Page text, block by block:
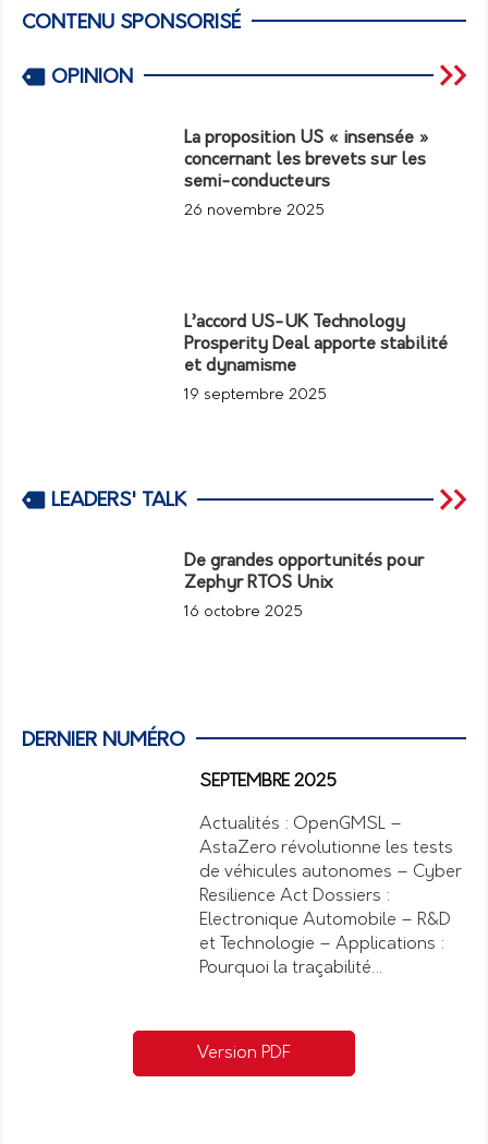
CONTENU SPONSORISÉ
OPINION
La proposition US « insensée »
concernant les brevets sur les
semi-conducteurs
26 novembre 2025
L’accord US-UK Technology
Prosperity Deal apporte stabilité
et dynamisme
19 septembre 2025
LEADERS' TALK
De grandes opportunités pour
Zephyr RTOS Unix
16 octobre 2025
DERNIER NUMÉRO
SEPTEMBRE 2025
Actualités : OpenGMSL –
AstaZero révolutionne les tests
de véhicules autonomes – Cyber
Resilience Act Dossiers :
Electronique Automobile – R&D
et Technologie – Applications :
Pourquoi la traçabilité…
Version PDF